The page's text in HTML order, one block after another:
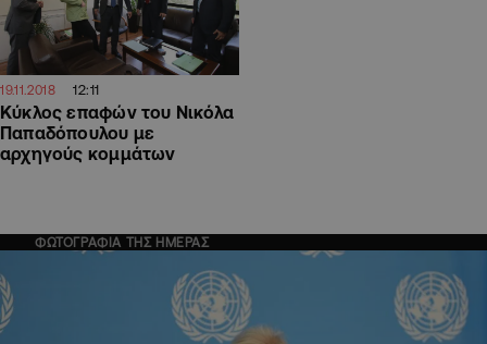
19.11.2018 12:11
Κύκλος επαφών του Νικόλα
Παπαδόπουλου με
αρχηγούς κομμάτων
ΦΩΤΟΓΡΑΦΙΑ ΤΗΣ ΗΜΕΡΑΣ